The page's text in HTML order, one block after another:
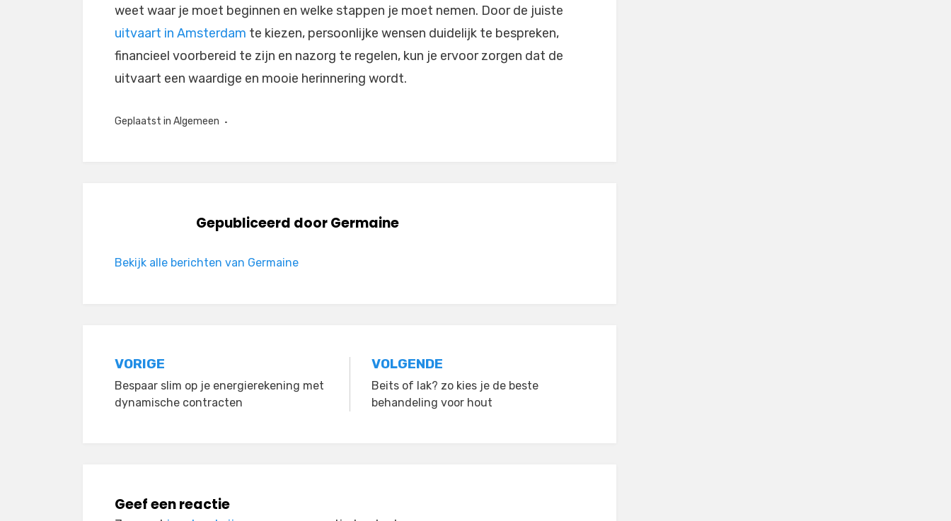
weet waar je moet beginnen en welke stappen je moet nemen. Door de juiste
uitvaart in Amsterdam te kiezen, persoonlijke wensen duidelijk te bespreken,
financieel voorbereid te zijn en nazorg te regelen, kun je ervoor zorgen dat de
uitvaart een waardige en mooie herinnering wordt.
Geplaatst in Algemeen
Gepubliceerd doorGermaine
Bekijk alle berichten van Germaine
Bericht
navigatie
VORIGE
Bespaar slim op je energierekening met
dynamische contracten
VOLGENDE
Beits of lak? zo kies je de beste
behandeling voor hout
Geef een reactie